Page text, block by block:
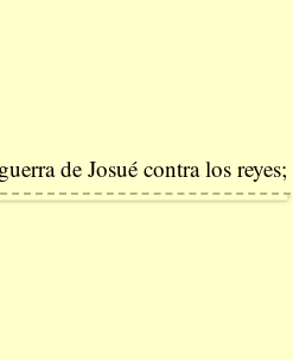
de Josué contra los reyes;